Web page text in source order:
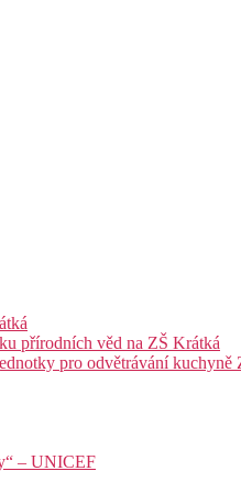
přírodních věd na ZŠ Krátká
pro odvětrávání kuchyně
– UNICEF